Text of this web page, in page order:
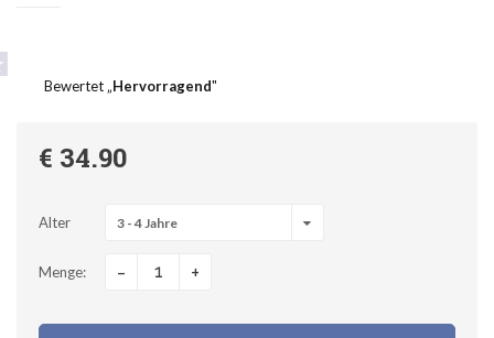
Bewertet „Hervorragend"
€ 34.90
Alter 3 - 4 Jahre
Menge: - +